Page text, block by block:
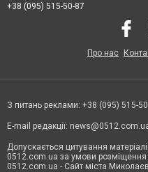
+38 (095) 515-50-87
Про нас
З питань реклами: +38 (095) 515-
E-mail редакції:
Допускається цитування
0512.com.ua за умови розміщення
0512.com.ua - Сайт міста